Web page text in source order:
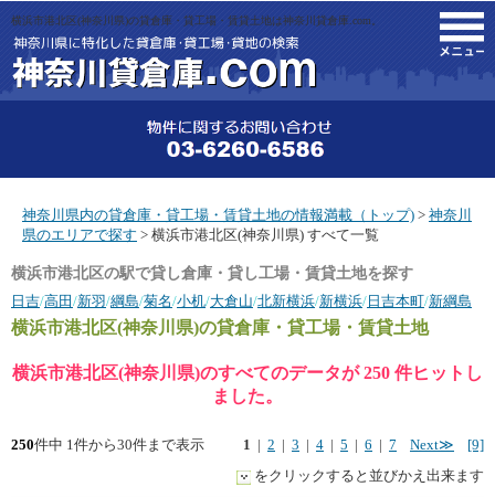
横浜市港北区(神奈川県)の貸倉庫・貸工場・賃貸土地は神奈川貸倉庫.com。
神奈川県内の貸倉庫・貸工場・賃貸土地の情報満載（トップ) > 神奈川
県のエリアで探す > 横浜市港北区(神奈川県) すべて一覧
横浜市港北区の駅で貸し倉庫・貸し工場・賃貸土地を探す
日吉/高田 /新羽/綱島/菊名/小机/大倉山/北新横浜/新横浜/ 日吉本町/新綱島
横浜市港北区(神奈川県)の貸倉庫・貸工場・賃貸土地
横浜市港北区(神奈川県)のすべてのデータが 250 件ヒットし
ました。
1 | 2 | 3 | 4 | 5 | 6 | 7 Next≫ [9]
250件中 1件から30件まで表示
をクリックすると並びかえ出来ます